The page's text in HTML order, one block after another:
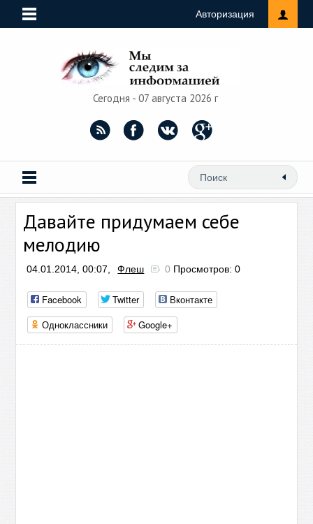
Авторизация
Сегодня - 07 августа 2026 г
Давайте придумаем себе
мелодию
04.01.2014, 00:07, Флеш 0 Просмотров: 0
Facebook Twitter
Вконтакте
Одноклассники
Google+